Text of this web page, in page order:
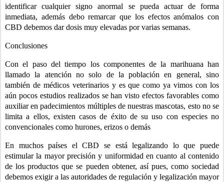
identificar cualquier signo anormal se pueda actuar de forma
inmediata, además debo remarcar que los efectos anómalos con
CBD debemos dar dosis muy elevadas por varias semanas.
Conclusiones
Con el paso del tiempo los componentes de la marihuana han
llamado la atención no solo de la población en general, sino
también de médicos veterinarios y es que como ya vimos con los
aún pocos estudios realizados se han visto efectos favorables como
auxiliar en padecimientos múltiples de nuestras mascotas, esto no se
limita a ellos, existen casos de éxito de su uso con especies no
convencionales como hurones, erizos o demás
En muchos países el CBD se está legalizando lo que puede
estimular la mayor precisión y uniformidad en cuanto al contenido
de los productos que se pueden obtener, así pues, como sociedad
debemos exigir a las autoridades de regulación y legalización mayor